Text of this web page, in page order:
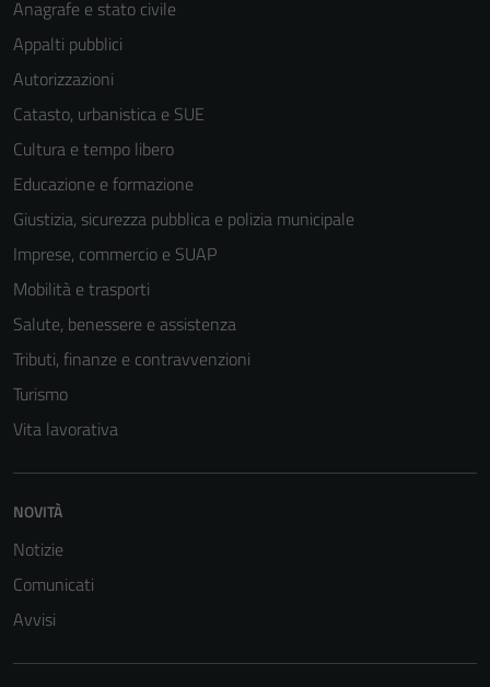
Anagrafe e stato civile
Appalti pubblici
Autorizzazioni
Catasto, urbanistica e SUE
Cultura e tempo libero
Educazione e formazione
Giustizia, sicurezza pubblica e polizia municipale
Imprese, commercio e SUAP
Mobilità e trasporti
Salute, benessere e assistenza
Tributi, finanze e contravvenzioni
Turismo
Vita lavorativa
NOVITÀ
Notizie
Comunicati
Avvisi
del sito e non